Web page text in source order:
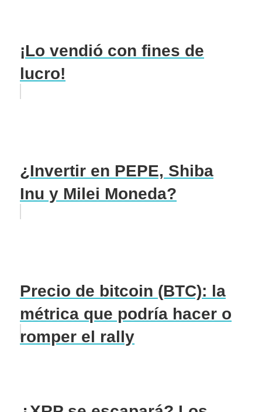
¡Lo vendió con fines de
lucro!
¿Invertir en PEPE, Shiba
Inu y Milei Moneda?
Precio de bitcoin (BTC): la
métrica que podría hacer o
romper el rally